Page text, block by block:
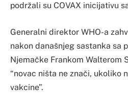
podržali su COVAX inicijativu
Generalni direktor WHO-a
nakon današnjeg sastanka sa
Njemačke Frankom Walterom
“novac ništa ne znači, ukoliko
vakcine”.